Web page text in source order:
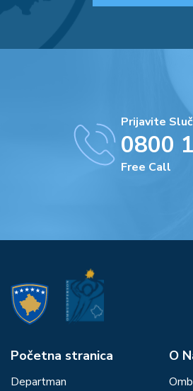
Prijavite
0800
Free Call
Početna stranica
Departman
О